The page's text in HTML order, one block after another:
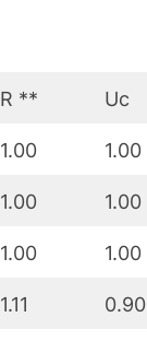
R ** Uc
1.00 1.00
1.00 1.00
1.00 1.00
1.11 0.90